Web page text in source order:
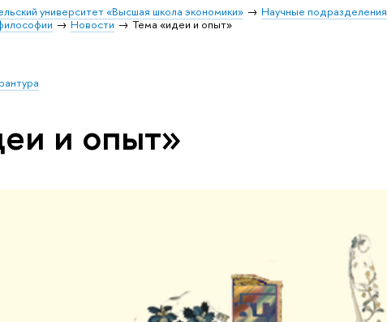
университет «Высшая школа экономики» Научные подразделения
Новости Тема «идеи и опыт»
и опыт»